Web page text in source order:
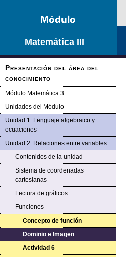
Matemática III
Presentación del área del
conocimiento
Módulo Matemática 3
Unidades del Módulo
Unidad 1: Lenguaje algebraico y
ecuaciones
Unidad 2: Relaciones entre variables
Contenidos de la unidad
Sistema de coordenadas
cartesianas
Lectura de gráficos
Funciones
Concepto de función
Dominio e Imagen
Actividad 6